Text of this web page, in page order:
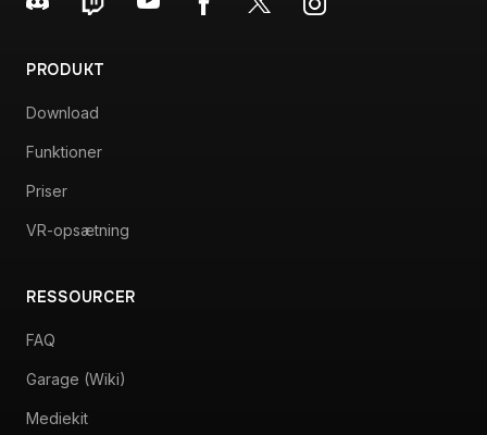
PRODUKT
Download
Funktioner
Priser
VR-opsætning
RESSOURCER
FAQ
Garage (Wiki)
Mediekit